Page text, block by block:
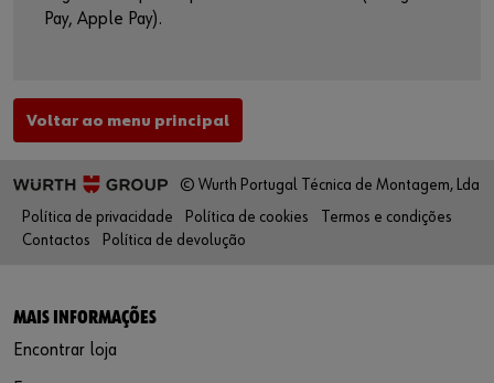
Pay, Apple Pay).
Voltar ao menu principal
© Wurth Portugal Técnica de Montagem, Lda
Política de privacidade
Política de cookies
Termos e condições
Contactos
Política de devolução
MAIS INFORMAÇÕES
Encontrar loja